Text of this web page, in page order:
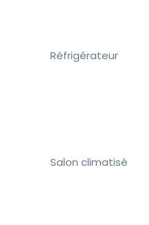
Réfrigérateur
Salon climatisé